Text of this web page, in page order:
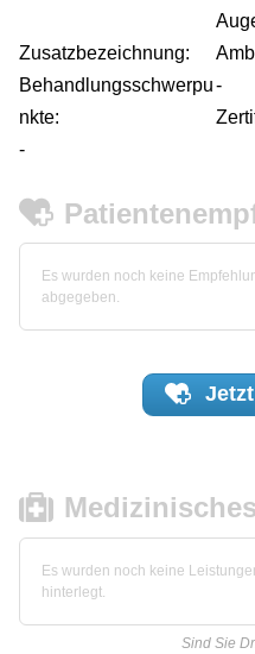
Zusatzbezeichnung:
Behandlungsschwerpu
nkte:
-
-
Es wurden noch keine
abgegeben.
Jetzt
Es wurden noch keine
hinterlegt.
Sind Sie